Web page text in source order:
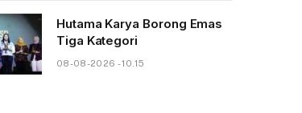
Hutama Karya Borong Emas
Tiga Kategori
08-08-2026 - 10.15